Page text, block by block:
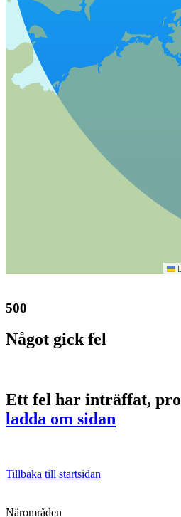
500
Något gick fel
Ett fel har inträffat,
ladda om sidan
Tillbaka till startsidan
Närområden